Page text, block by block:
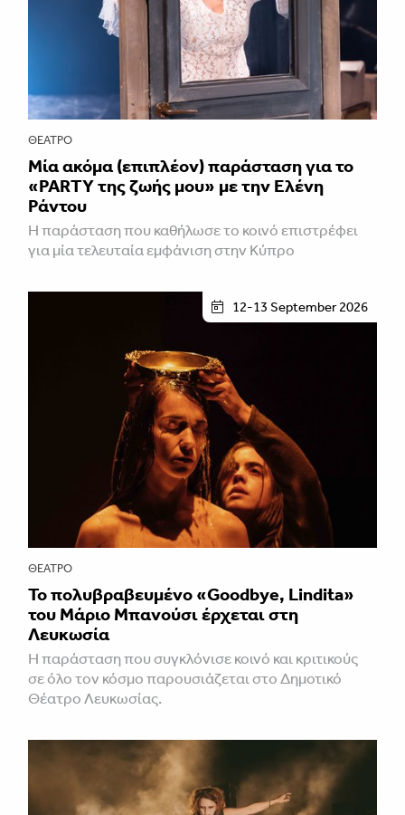
ΘΈΑΤΡΟ
Μία ακόμα (επιπλέον) παράσταση για το
«PARTY της ζωής μου» με την Ελένη
Ράντου
Η παράσταση που καθήλωσε το κοινό επιστρέφει
για μία τελευταία εμφάνιση στην Κύπρο
12-13 September 2026
ΘΈΑΤΡΟ
Το πολυβραβευμένο «Goodbye, Lindita»
του Μάριο Μπανούσι έρχεται στη
Λευκωσία
Η παράσταση που συγκλόνισε κοινό και κριτικούς
σε όλο τον κόσμο παρουσιάζεται στο Δημοτικό
Θέατρο Λευκωσίας.